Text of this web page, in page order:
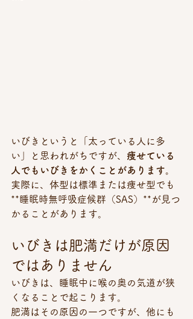
いびきというと「太っている人に多
い」と思われがちですが、 痩せている
人でもいびきをかくことがあります。
実際に、体型は標準または痩せ型でも
**睡眠時無呼吸症候群（SAS）**が見つ
かることがあります。
いびきは肥満だけが原因
ではありません
いびきは、睡眠中に喉の奥の気道が狭
くなることで起こります。
肥満はその原因の一つですが、他にも